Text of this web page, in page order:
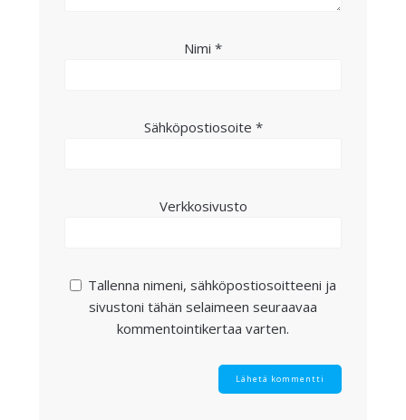
Nimi *
Sähköpostiosoite *
Verkkosivusto
Tallenna nimeni, sähköpostiosoitteeni ja
sivustoni tähän selaimeen seuraavaa
kommentointikertaa varten.